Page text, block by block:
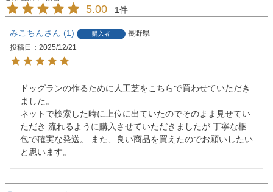
5.00 1
みこちん 1 購入者
長野県
投稿日
2025/12/21
ドッグランの作るために人工芝をこちらで買わせていただき
ました。
ネットで検索した時に上位に出ていたのでそのまま見せてい
ただき 流れるように購入させていただきましたが 丁寧な梱
包で確実な発送。 また、良い商品を買えたのでお願いしたい
と思います。